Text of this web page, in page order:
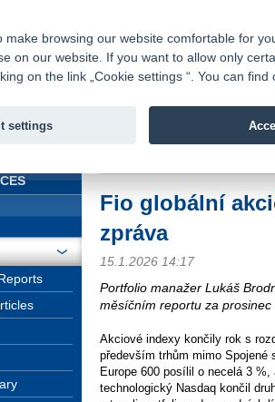
bank
Fio banka
Fio globální
zpráva
15.1.2026 14:17
Portfolio manažer Lukáš
měsíčním reportu za prosinec
Akciové indexy končily rok s
především trhům mimo
Europe 600 posílil o necelá 3
technologický Nasdaq končil
make browsing our website comfortable for
on our website. If you want to allow only
on the link „Cookie settings “. You can
settings